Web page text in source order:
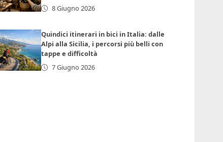
8 Giugno 2026
Quindici itinerari in bici in Italia: dalle
Alpi alla Sicilia, i percorsi più belli con
tappe e difficoltà
7 Giugno 2026